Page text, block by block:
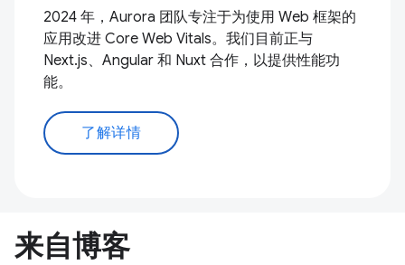
2024 年，Aurora 团队专注于为使用 Web 框架的
应用改进 Core Web Vitals。我们目前正与
Next.js、Angular 和 Nuxt 合作，以提供性能功
能。
了解详情
来自博客